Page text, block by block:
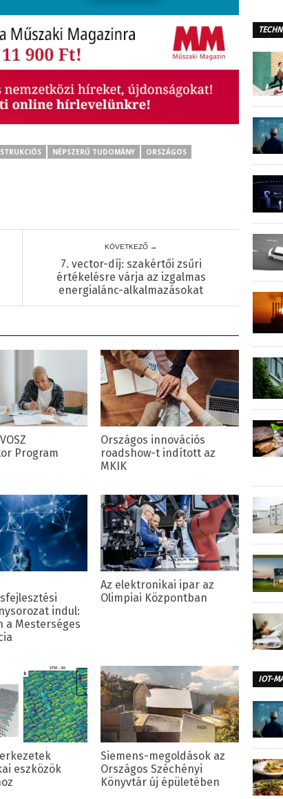
NÉPSZERŰ TUDOMÁNY
ORSZÁGOS
KÖVETKEZŐ →
7. vector-díj: szakértői zsűri
értékelésre várja az izgalmas
energialánc-alkalmazásokat
Program
Országos innovációs
roadshow-t indított az
MKIK
indul:
a Mesterséges
Az elektronikai ipar az
Olimpiai Központban
eszközök
Siemens-megoldások az
Országos Széchényi
Könyvtár új épületében
IOT-